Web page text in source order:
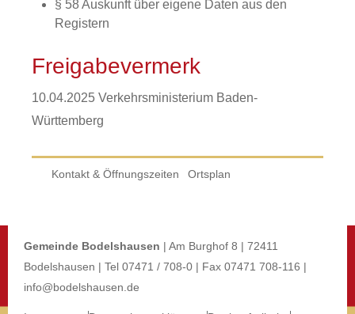
§ 58 Auskunft über eigene Daten aus den
Registern
Freigabevermerk
10.04.2025 Verkehrsministerium Baden-
Württemberg
Kontakt & Öffnungszeiten Ortsplan
Gemeinde Bodelshausen | Am Burghof 8 | 72411
Bodelshausen | Tel 07471 / 708-0 | Fax 07471 708-116 |
info@bodelshausen.de